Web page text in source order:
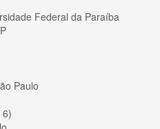
Federal da Paraíba
Paulo
6)